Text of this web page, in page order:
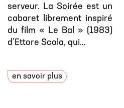
serveur. La Soirée est un
cabaret librement inspiré
du film « Le Bal » (1983)
d’Ettore Scola, qui…
en savoir plus